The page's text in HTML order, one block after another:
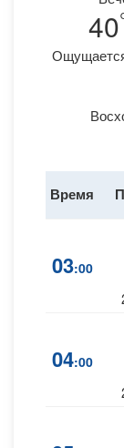
40
Время
03:00
04:00